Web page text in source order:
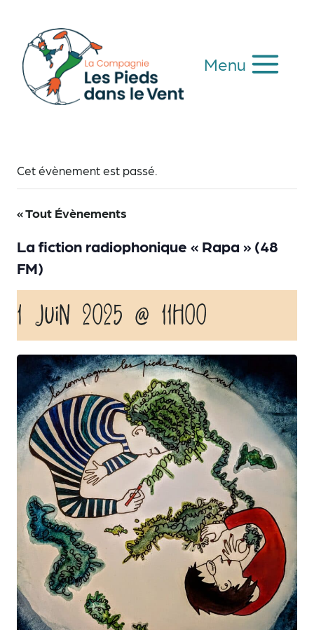
contenu
Menu
Cet évènement est passé.
« Tout Évènements
La fiction radiophonique « Rapa » (48
FM)
1 juin 2025 @ 11h00